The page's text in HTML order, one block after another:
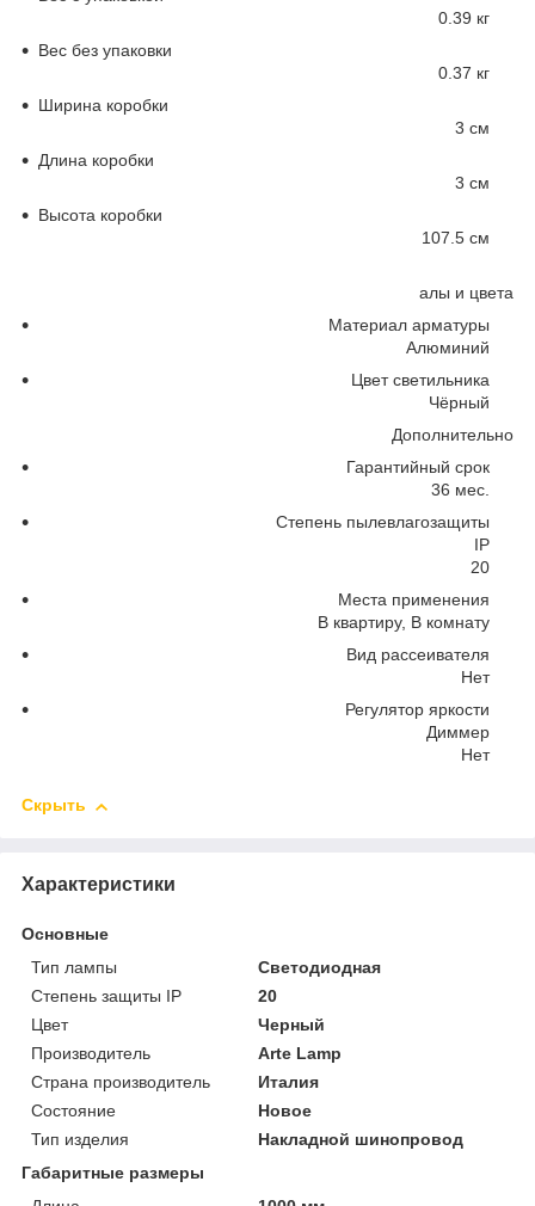
0.39 кг
Вес без упаковки
0.37 кг
Ширина коробки
3 см
Длина коробки
3 см
Высота коробки
107.5 см
алы и цвета
Материал арматуры
Алюминий
Цвет светильника
Чёрный
Дополнительно
Гарантийный срок
36 мес.
Степень пылевлагозащиты
IP
20
Места применения
В квартиру, В комнату
Вид рассеивателя
Нет
Регулятор яркости
Диммер
Нет
Скрыть
Характеристики
Основные
Тип лампы
Светодиодная
Степень защиты IP
20
Цвет
Черный
Производитель
Arte Lamp
Страна производитель
Италия
Состояние
Новое
Тип изделия
Накладной шинопровод
Габаритные размеры